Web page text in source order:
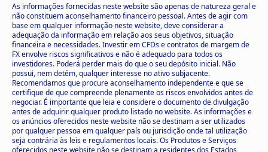
As informações fornecidas neste website são apenas de natureza geral e
não constituem aconselhamento financeiro pessoal. Antes de agir com
base em qualquer informação neste website, deve considerar a
adequação da informação em relação aos seus objetivos, situação
financeira e necessidades. Investir em CFDs e contratos de margem de
FX envolve riscos significativos e não é adequado para todos os
investidores. Poderá perder mais do que o seu depósito inicial. Não
possui, nem detém, qualquer interesse no ativo subjacente.
Recomendamos que procure aconselhamento independente e que se
certifique de que compreende plenamente os riscos envolvidos antes de
negociar. É importante que leia e considere o documento de divulgação
antes de adquirir qualquer produto listado no website. As informações e
os anúncios oferecidos neste website não se destinam a ser utilizados
por qualquer pessoa em qualquer país ou jurisdição onde tal utilização
seja contrária às leis e regulamentos locais. Os Produtos e Serviços
oferecidos neste website não se destinam a residentes dos Estados